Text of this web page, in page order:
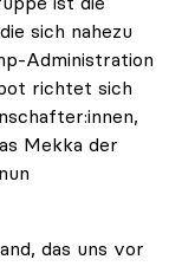
sich nahezu
Administration
richtet sich
Mekka der
das uns vor